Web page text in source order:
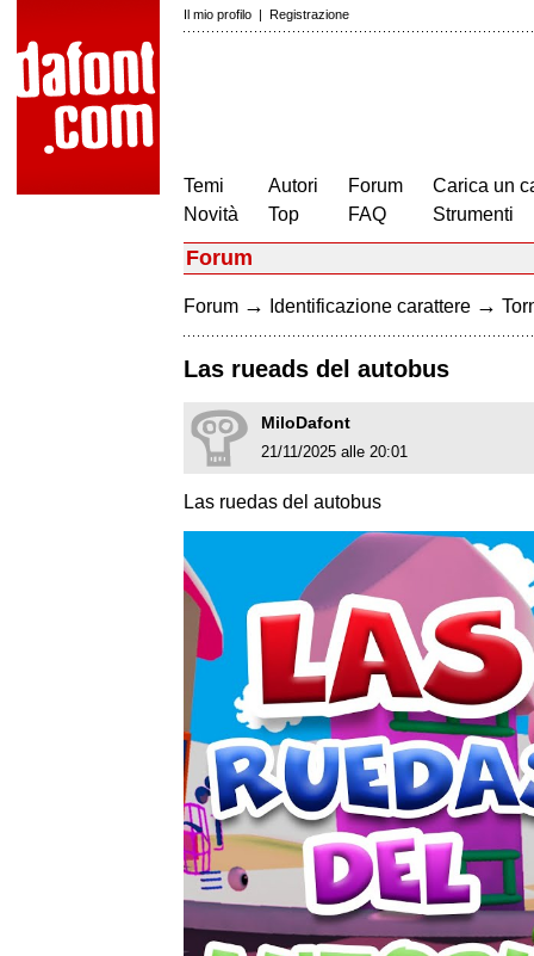
Il mio profilo | Registrazione
Temi
Novità
Autori
Top
Forum
FAQ
Carica un
Strumenti
Forum
Forum → Identificazione carattere →
Las rueads del autobus
MiloDafont
21/11/2025 alle 20:01
Las ruedas del autobus